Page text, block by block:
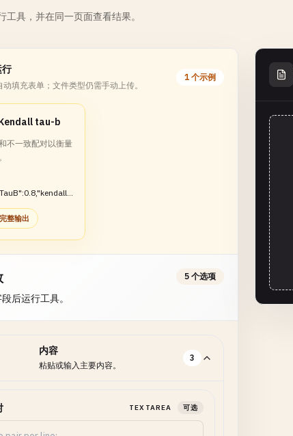
工具，并在同一页面查看结果。
行
填充表单；文件类型仍需手动上传。
1 个示例
tau-b
不一致配对以衡量
整输出
后运行工具。
5 个选项
内容
粘贴或输入主要内容。
3
TEXTAREA 可选